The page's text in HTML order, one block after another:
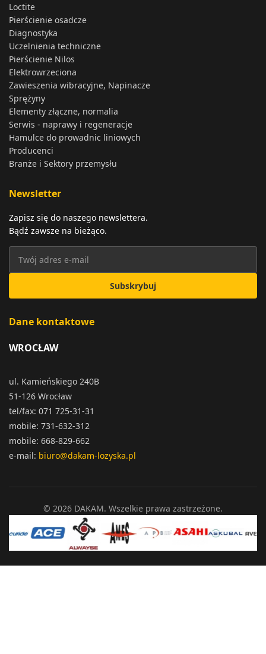
Loctite
Pierścienie osadcze
Diagnostyka
Uczelnienia techniczne
Pierścienie Nilos
Elektrowrzeciona
Zawieszenia wibracyjne, Napinacze
Sprężyny
Elementy złączne, normalia
Serwis - naprawy i regeneracje
Hamulce do prowadnic liniowych
Producenci
Branże i Sektory przemysłu
Newsletter
Zapisz się do naszego newslettera.
Bądź zawsze na bieżąco.
Subskrybuj
Dane kontaktowe
WROCŁAW
ul. Kamieńskiego 240B
51-126 Wrocław
tel/fax: 071 725-31-31
mobile: 731-632-312
mobile: 668-829-662
e-mail: biuro@dakam-lozyska.pl
© 2026 DAKAM. Wszelkie prawa zastrzeżone.